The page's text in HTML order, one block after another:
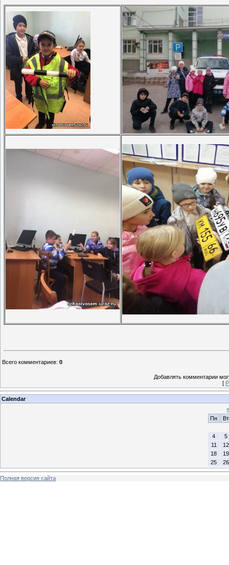
Всего комментариев: 0
Добавлять комментарии
[
Calendar
«
Пн
Вт
4
5
11
12
18
19
25
26
Полная версия сайта